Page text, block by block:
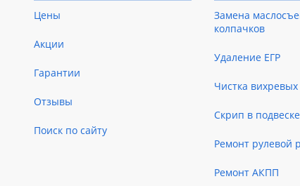
Цены
Акции
Гарантии
Отзывы
Поиск по сайту
Замена
колпачков
Удаление ЕГР
Чистка вихревых
Скрип в подвеске
Ремонт рулевой
Ремонт АКПП